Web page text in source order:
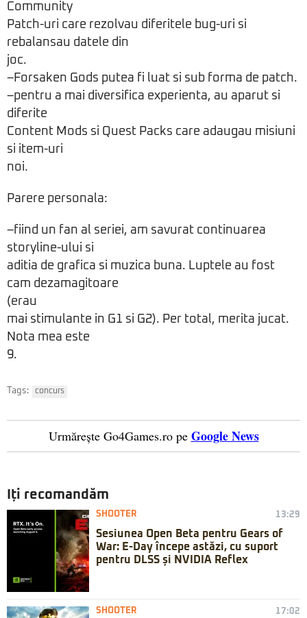
Community
Patch-uri care rezolvau diferitele bug-uri si
rebalansau datele din
joc.
–Forsaken Gods putea fi luat si sub forma de patch.
–pentru a mai diversifica experienta, au aparut si
diferite
Content Mods si Quest Packs care adaugau misiuni
si item-uri
noi.
Parere personala:
–fiind un fan al seriei, am savurat continuarea
storyline-ului si
aditia de grafica si muzica buna. Luptele au fost
cam dezamagitoare
(erau
mai stimulante in G1 si G2). Per total, merita jucat.
Nota mea este
9.
Tags: concurs
Urmărește Go4Games.ro pe Google News
Iți recomandăm
SHOOTER 13:29
Sesiunea Open Beta pentru Gears of
War: E-Day începe astăzi, cu suport
pentru DLSS și NVIDIA Reflex
SHOOTER 17:02